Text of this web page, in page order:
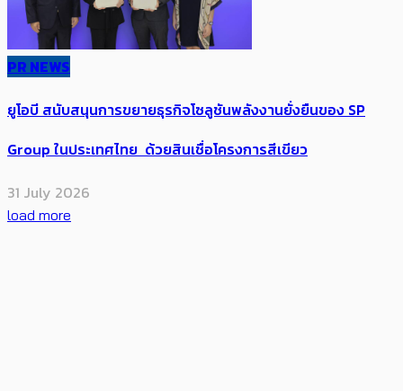
PR NEWS
ยูโอบี สนับสนุนการขยายธุรกิจโซลูชันพลังงานยั่งยืนของ SP
Group ในประเทศไทย ด้วยสินเชื่อโครงการสีเขียว
31 July 2026
load more